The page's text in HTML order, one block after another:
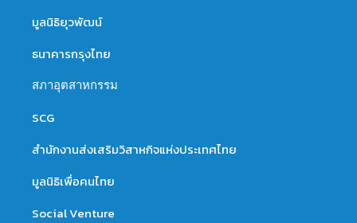
มูลนิธิยุวพัฒน์
ธนาคารกรุงไทย
สภาอุตสาหกรรม
SCG
สำนักงานส่งเสริมวิสาหกิจแห่งประเทศไทย
มูลนิธิเพื่อคนไทย
Social Venture